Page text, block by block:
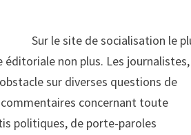
Sur le site de socialisation le
éditoriale non plus. Les journalistes,
sur diverses questions de
concernant toute
politiques, de porte-paroles